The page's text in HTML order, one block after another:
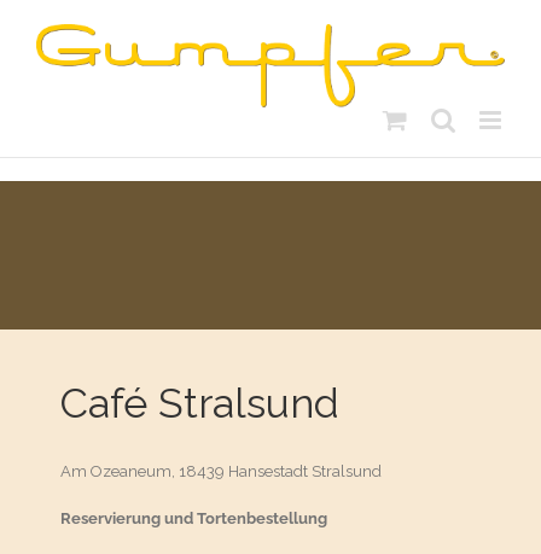
content
Café Stralsund
Am Ozeaneum, 18439 Hansestadt Stralsund
Reservierung und Tortenbestellung